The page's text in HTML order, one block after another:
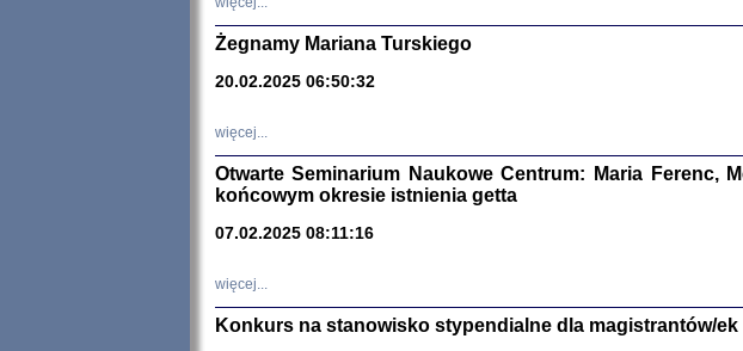
Warszawie
oprac. i
Żegnamy Mariana Turskiego
20.02.2025 06:50:32
więcej...
Otwarte Seminarium Naukowe Centrum: Maria Ferenc,
końcowym okresie istnienia getta
07.02.2025 08:11:16
więcej...
Konkurs na stanowisko stypendialne dla magistrantów/ek